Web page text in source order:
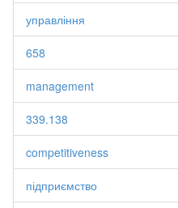
управління
658
management
339.138
competitiveness
підприємство